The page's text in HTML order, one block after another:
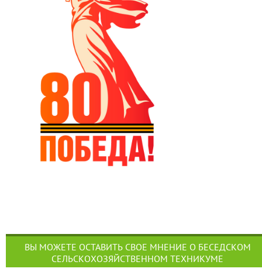
ВЫ МОЖЕТЕ ОСТАВИТЬ СВОЕ МНЕНИЕ О БЕСЕДСКОМ
СЕЛЬСКОХОЗЯЙСТВЕННОМ ТЕХНИКУМЕ